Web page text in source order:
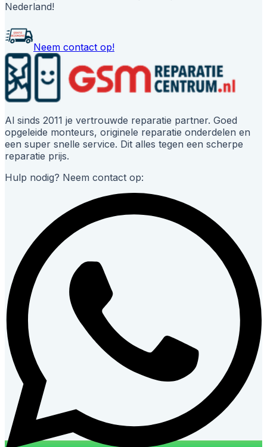
Nederland!
Neem contact op!
Al sinds 2011 je vertrouwde reparatie partner. Goed
opgeleide monteurs, originele reparatie onderdelen en
een super snelle service. Dit alles tegen een scherpe
reparatie prijs.
Hulp nodig? Neem contact op: